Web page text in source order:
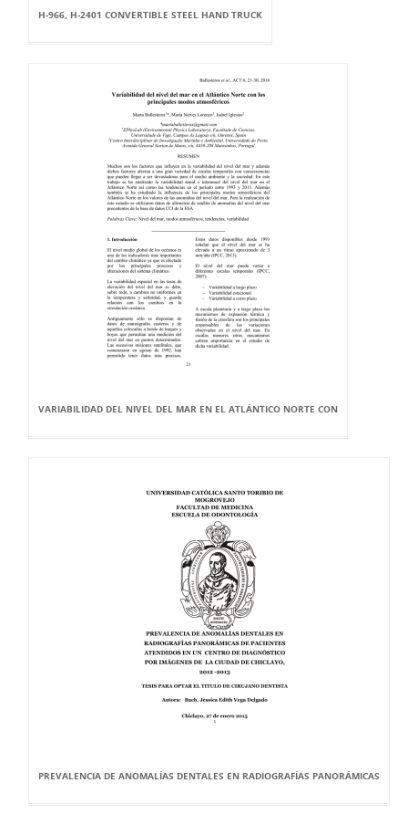
H-966, H-2401 CONVERTIBLE STEEL HAND TRUCK
VARIABILIDAD DEL NIVEL DEL MAR EN EL ATLÁNTICO NORTE CON
PREVALENCIA DE ANOMALÍAS DENTALES EN RADIOGRAFÍAS PANORÁMICAS